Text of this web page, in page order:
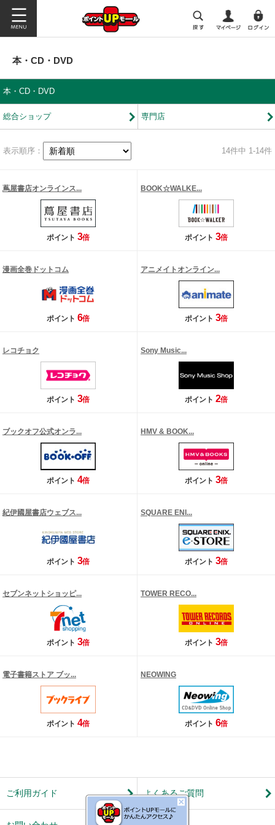
本・CD・DVD
本・CD・DVD
総合ショップ 専門店
表示順序： 14件中 1-14件
蔦屋書店オンラインス...
ポイント 3倍
BOOK☆WALKE...
ポイント 3倍
漫画全巻ドットコム
ポイント 6倍
アニメイトオンライン...
ポイント 3倍
レコチョク
ポイント 3倍
Sony Music...
ポイント 2倍
ブックオフ公式オンラ...
ポイント 4倍
HMV & BOOK...
ポイント 3倍
紀伊國屋書店ウェブス...
ポイント 3倍
SQUARE ENI...
ポイント 3倍
セブンネットショッピ...
ポイント 3倍
TOWER RECO...
ポイント 3倍
電子書籍ストア ブッ...
ポイント 4倍
NEOWING
ポイント 6倍
ご利用ガイド よくあるご質問